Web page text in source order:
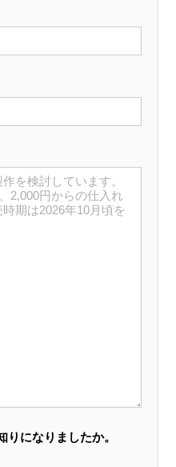
になりましたか。